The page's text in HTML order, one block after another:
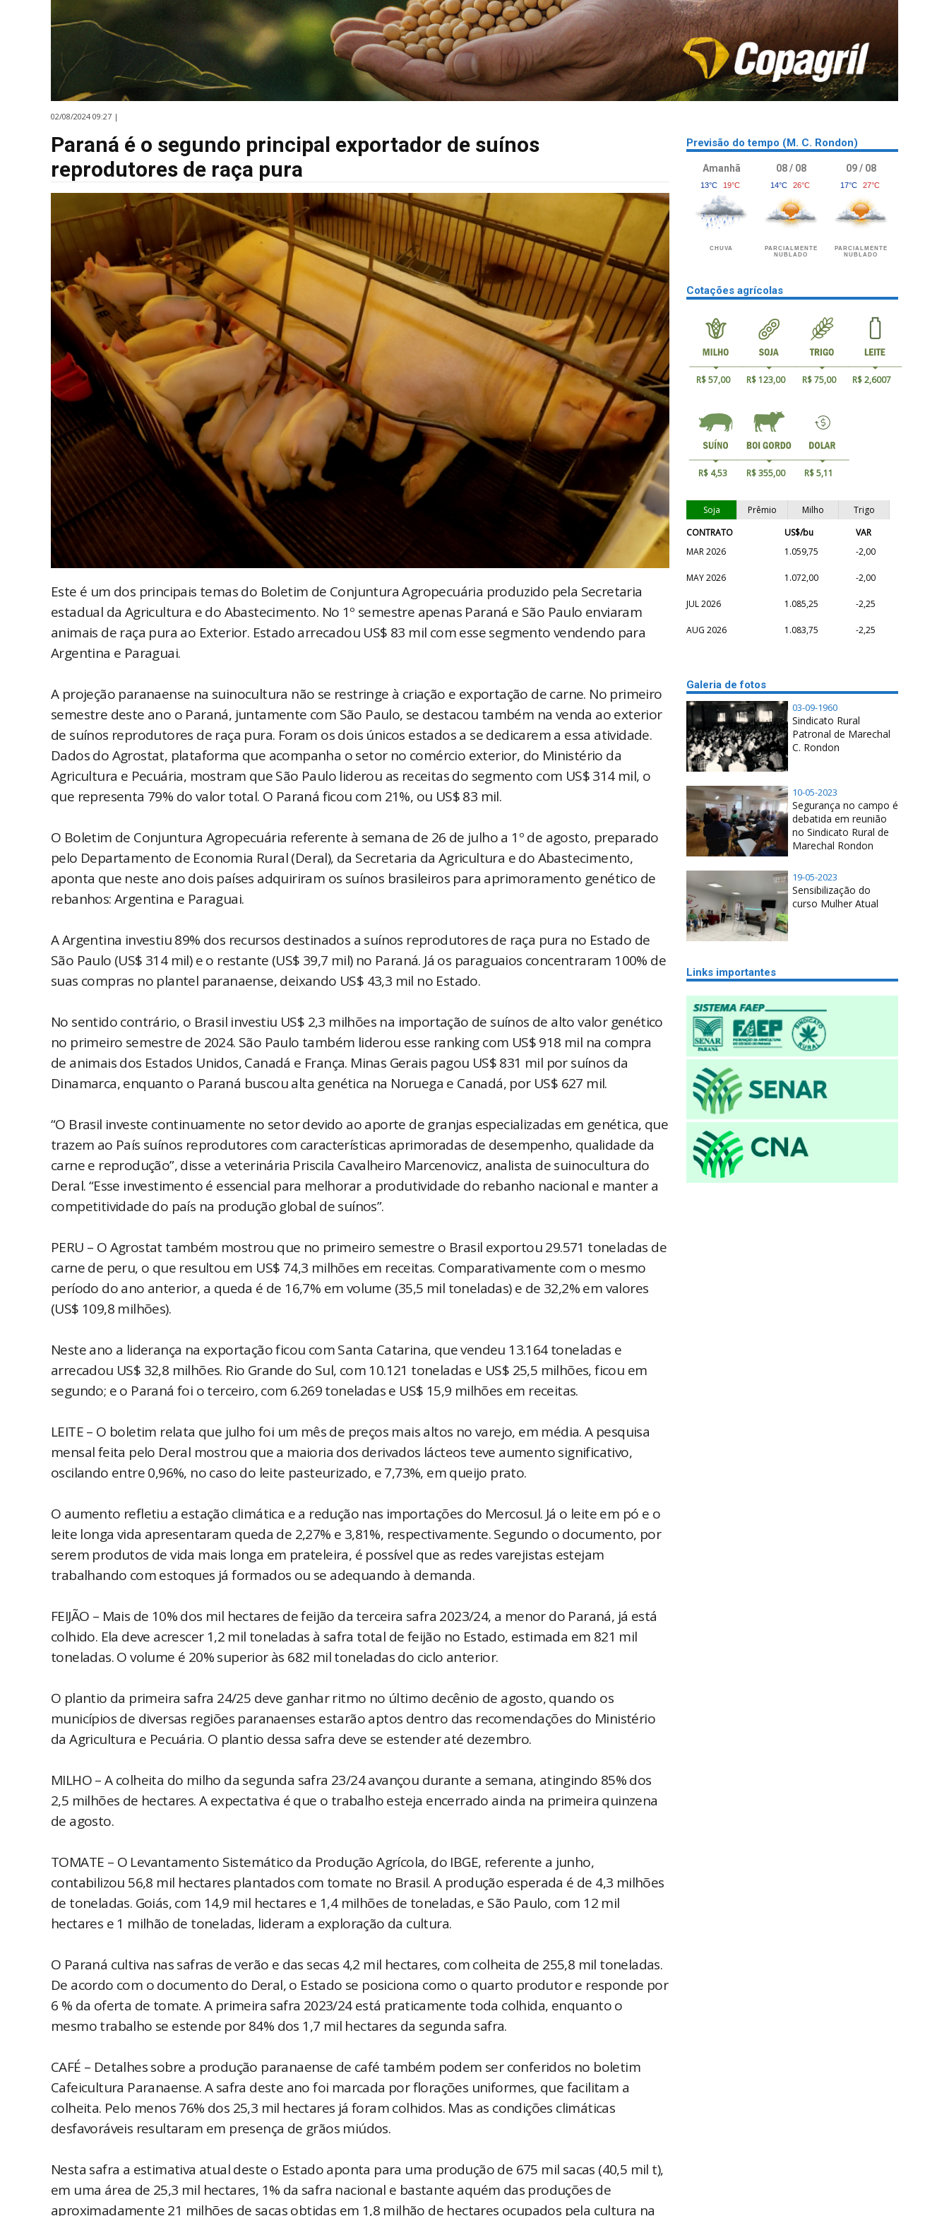
02/08/2024 09:27 |
Paraná é o segundo principal exportador de suínos
reprodutores de raça pura
Este é um dos principais temas do Boletim de Conjuntura Agropecuária produzido pela Secretaria
estadual da Agricultura e do Abastecimento. No 1º semestre apenas Paraná e São Paulo enviaram
animais de raça pura ao Exterior. Estado arrecadou US$ 83 mil com esse segmento vendendo para
Argentina e Paraguai.
A projeção paranaense na suinocultura não se restringe à criação e exportação de carne. No primeiro
semestre deste ano o Paraná, juntamente com São Paulo, se destacou também na venda ao exterior
de suínos reprodutores de raça pura. Foram os dois únicos estados a se dedicarem a essa atividade.
Dados do Agrostat, plataforma que acompanha o setor no comércio exterior, do Ministério da
Agricultura e Pecuária, mostram que São Paulo liderou as receitas do segmento com US$ 314 mil, o
que representa 79% do valor total. O Paraná ficou com 21%, ou US$ 83 mil.
O Boletim de Conjuntura Agropecuária referente à semana de 26 de julho a 1º de agosto, preparado
pelo Departamento de Economia Rural (Deral), da Secretaria da Agricultura e do Abastecimento,
aponta que neste ano dois países adquiriram os suínos brasileiros para aprimoramento genético de
rebanhos: Argentina e Paraguai.
A Argentina investiu 89% dos recursos destinados a suínos reprodutores de raça pura no Estado de
São Paulo (US$ 314 mil) e o restante (US$ 39,7 mil) no Paraná. Já os paraguaios concentraram 100% de
suas compras no plantel paranaense, deixando US$ 43,3 mil no Estado.
No sentido contrário, o Brasil investiu US$ 2,3 milhões na importação de suínos de alto valor genético
no primeiro semestre de 2024. São Paulo também liderou esse ranking com US$ 918 mil na compra
de animais dos Estados Unidos, Canadá e França. Minas Gerais pagou US$ 831 mil por suínos da
Dinamarca, enquanto o Paraná buscou alta genética na Noruega e Canadá, por US$ 627 mil.
“O Brasil investe continuamente no setor devido ao aporte de granjas especializadas em genética, que
trazem ao País suínos reprodutores com características aprimoradas de desempenho, qualidade da
carne e reprodução”, disse a veterinária Priscila Cavalheiro Marcenovicz, analista de suinocultura do
Deral. “Esse investimento é essencial para melhorar a produtividade do rebanho nacional e manter a
competitividade do país na produção global de suínos”.
PERU – O Agrostat também mostrou que no primeiro semestre o Brasil exportou 29.571 toneladas de
carne de peru, o que resultou em US$ 74,3 milhões em receitas. Comparativamente com o mesmo
período do ano anterior, a queda é de 16,7% em volume (35,5 mil toneladas) e de 32,2% em valores
(US$ 109,8 milhões).
Neste ano a liderança na exportação ficou com Santa Catarina, que vendeu 13.164 toneladas e
arrecadou US$ 32,8 milhões. Rio Grande do Sul, com 10.121 toneladas e US$ 25,5 milhões, ficou em
segundo; e o Paraná foi o terceiro, com 6.269 toneladas e US$ 15,9 milhões em receitas.
LEITE – O boletim relata que julho foi um mês de preços mais altos no varejo, em média. A pesquisa
mensal feita pelo Deral mostrou que a maioria dos derivados lácteos teve aumento significativo,
oscilando entre 0,96%, no caso do leite pasteurizado, e 7,73%, em queijo prato.
O aumento refletiu a estação climática e a redução nas importações do Mercosul. Já o leite em pó e o
leite longa vida apresentaram queda de 2,27% e 3,81%, respectivamente. Segundo o documento, por
serem produtos de vida mais longa em prateleira, é possível que as redes varejistas estejam
trabalhando com estoques já formados ou se adequando à demanda.
FEIJÃO – Mais de 10% dos mil hectares de feijão da terceira safra 2023/24, a menor do Paraná, já está
colhido. Ela deve acrescer 1,2 mil toneladas à safra total de feijão no Estado, estimada em 821 mil
toneladas. O volume é 20% superior às 682 mil toneladas do ciclo anterior.
O plantio da primeira safra 24/25 deve ganhar ritmo no último decênio de agosto, quando os
municípios de diversas regiões paranaenses estarão aptos dentro das recomendações do Ministério
da Agricultura e Pecuária. O plantio dessa safra deve se estender até dezembro.
MILHO – A colheita do milho da segunda safra 23/24 avançou durante a semana, atingindo 85% dos
2,5 milhões de hectares. A expectativa é que o trabalho esteja encerrado ainda na primeira quinzena
de agosto.
TOMATE – O Levantamento Sistemático da Produção Agrícola, do IBGE, referente a junho,
contabilizou 56,8 mil hectares plantados com tomate no Brasil. A produção esperada é de 4,3 milhões
de toneladas. Goiás, com 14,9 mil hectares e 1,4 milhões de toneladas, e São Paulo, com 12 mil
hectares e 1 milhão de toneladas, lideram a exploração da cultura.
O Paraná cultiva nas safras de verão e das secas 4,2 mil hectares, com colheita de 255,8 mil toneladas.
De acordo com o documento do Deral, o Estado se posiciona como o quarto produtor e responde por
6 % da oferta de tomate. A primeira safra 2023/24 está praticamente toda colhida, enquanto o
mesmo trabalho se estende por 84% dos 1,7 mil hectares da segunda safra.
CAFÉ – Detalhes sobre a produção paranaense de café também podem ser conferidos no boletim
Cafeicultura Paranaense. A safra deste ano foi marcada por florações uniformes, que facilitam a
colheita. Pelo menos 76% dos 25,3 mil hectares já foram colhidos. Mas as condições climáticas
desfavoráveis resultaram em presença de grãos miúdos.
Nesta safra a estimativa atual deste o Estado aponta para uma produção de 675 mil sacas (40,5 mil t),
em uma área de 25,3 mil hectares, 1% da safra nacional e bastante aquém das produções de
aproximadamente 21 milhões de sacas obtidas em 1,8 milhão de hectares ocupados pela cultura na
Previsão do tempo (M. C. Rondon)
Amanhã
13°C 19°C
CHUVA
08 / 08
14°C 26°C
PARCIALMENTE
NUBLADO
09 / 08
17°C 27°C
PARCIALMENTE
NUBLADO
Cotações agrícolas
R$ 57,00 R$ 123,00 R$ 75,00 R$ 2,6007
R$ 4,53 R$ 355,00 R$ 5,11
Soja Prêmio Milho
Trigo
CONTRATO
US$/bu
VAR
MAR 2026
1.059,75 -2,00
MAY 2026 1.072,00 -2,00
JUL 2026 1.085,25 -2,25
AUG 2026 1.083,75 -2,25
Galeria de fotos
03-09-1960
Sindicato Rural
Patronal de Marechal
C. Rondon
10-05-2023
Segurança no campo é
debatida em reunião
no Sindicato Rural de
Marechal Rondon
19-05-2023
Sensibilização do
curso Mulher Atual
Links importantes